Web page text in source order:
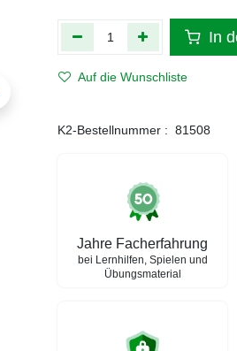
In
Auf die Wunschliste
K2-Bestellnummer : 81508
Jahre Facherfahrung
bei Lernhilfen, Spielen und
Übungsmaterial